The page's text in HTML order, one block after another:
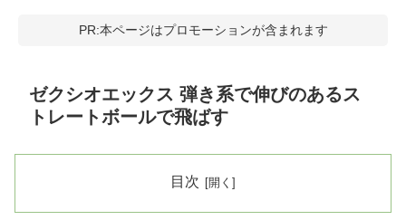
PR:本ページはプロモーションが含まれます
ゼクシオエックス 弾き系で伸びのあるス
トレートボールで飛ばす
目次